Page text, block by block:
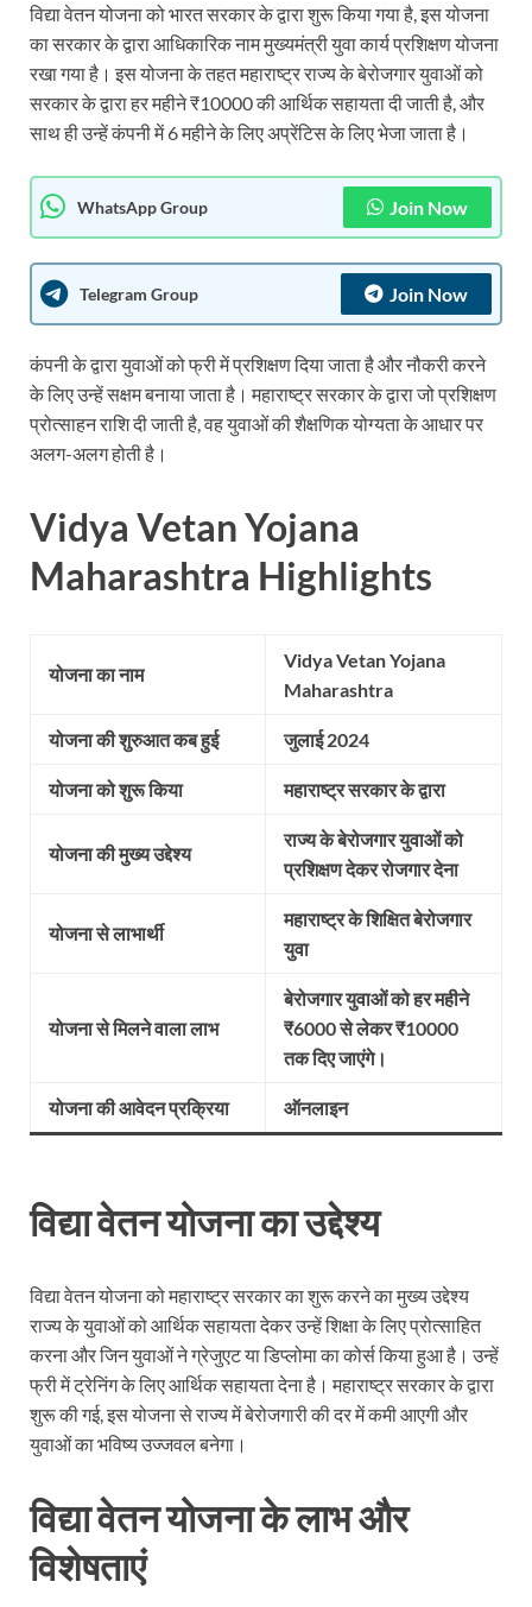
विद्या वेतन योजना को भारत सरकार के द्वारा शुरू किया गया है, इस योजना
का सरकार के द्वारा आधिकारिक नाम मुख्यमंत्री युवा कार्य प्रशिक्षण योजना
रखा गया है। इस योजना के तहत महाराष्ट्र राज्य के बेरोजगार युवाओं को
सरकार के द्वारा हर महीने ₹10000 की आर्थिक सहायता दी जाती है, और
साथ ही उन्हें कंपनी में 6 महीने के लिए अप्रेंटिस के लिए भेजा जाता है।
WhatsApp Group Join Now
Telegram Group Join Now
कंपनी के द्वारा युवाओं को फ्री में प्रशिक्षण दिया जाता है और नौकरी करने
के लिए उन्हें सक्षम बनाया जाता है। महाराष्ट्र सरकार के द्वारा जो प्रशिक्षण
प्रोत्साहन राशि दी जाती है, वह युवाओं की शैक्षणिक योग्यता के आधार पर
अलग-अलग होती है।
Vidya Vetan Yojana
Maharashtra Highlights
योजनाकानाम
Vidya Vetan Yojana
Maharashtra
योजनाकीशुरुआतकबहुई जुलाई2024
योजनाकोशुरूकिया महाराष्ट्रसरकारकेद्वारा
योजनाकीमुख्यउद्देश्य
राज्यकेबेरोजगारयुवाओंको
प्रशिक्षणदेकररोजगारदेना
योजनासेलाभार्थी
महाराष्ट्रकेशिक्षितबेरोजगार
युवा
योजनासेमिलनेवालालाभ
बेरोजगारयुवाओंकोहरमहीने
₹6000सेलेकर₹10000
तकदिएजाएंगे।
योजनाकीआवेदनप्रक्रिया ऑनलाइन
विद्या वेतन योजना का उद्देश्य
विद्या वेतन योजना को महाराष्ट्र सरकार का शुरू करने का मुख्य उद्देश्य
राज्य के युवाओं को आर्थिक सहायता देकर उन्हें शिक्षा के लिए प्रोत्साहित
करना और जिन युवाओं ने ग्रेजुएट या डिप्लोमा का कोर्स किया हुआ है। उन्हें
फ्री में ट्रेनिंग के लिए आर्थिक सहायता देना है। महाराष्ट्र सरकार के द्वारा
शुरू की गई, इस योजना से राज्य में बेरोजगारी की दर में कमी आएगी और
युवाओं का भविष्य उज्जवल बनेगा।
विद्या वेतन योजनाके लाभ और
विशेषताएं